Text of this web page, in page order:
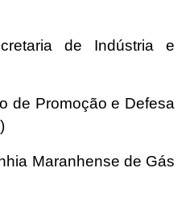
de Indústria e
de Promoção e Defesa
Maranhense de Gás